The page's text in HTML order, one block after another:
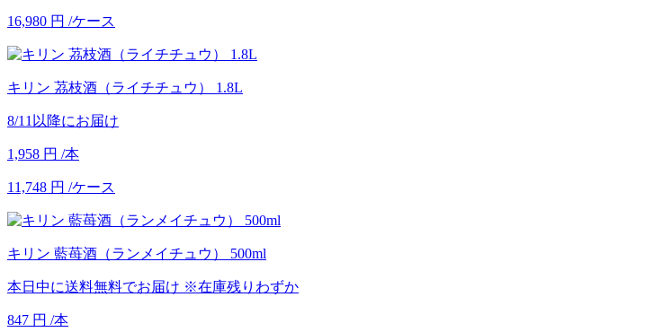
16,980 円 /ケース
キリン 茘枝酒（ライチチュウ） 1.8L
8/11以降にお届け
1,958 円 /本
11,748 円 /ケース
キリン 藍苺酒（ランメイチュウ） 500ml
本日中に送料無料でお届け ※在庫残りわずか
847 円 /本